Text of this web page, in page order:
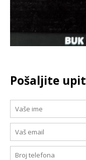
Pošaljite upit